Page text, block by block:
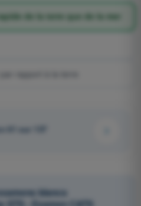
de la terre que de la mer
61 sur 137
blancs